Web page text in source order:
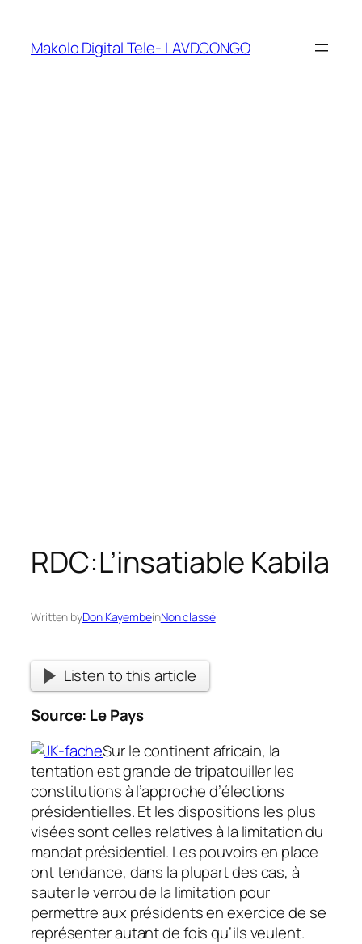
Makolo Digital Tele- LAVDCONGO
RDC:L’insatiable Kabila
Written byDon KayembeinNon classé
Listen to this article
Source: Le Pays
Sur le continent africain, la
tentation est grande de tripatouiller les
constitutions à l’approche d’élections
présidentielles. Et les dispositions les plus
visées sont celles relatives à la limitation du
mandat présidentiel. Les pouvoirs en place
ont tendance, dans la plupart des cas, à
sauter le verrou de la limitation pour
permettre aux présidents en exercice de se
représenter autant de fois qu’ils veulent.